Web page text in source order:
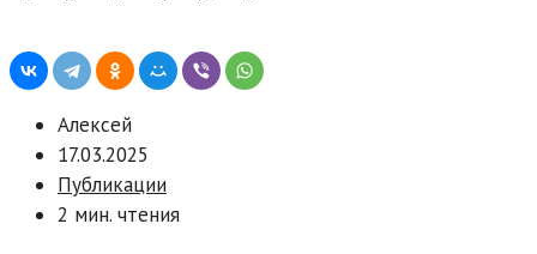
Алексей
17.03.2025
Публикации
2 мин. чтения